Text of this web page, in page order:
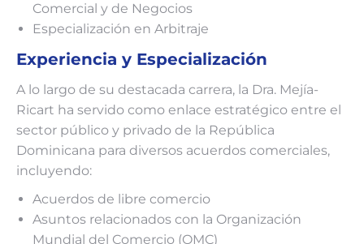
Comercial y de Negocios
Especialización en Arbitraje
Experiencia y Especialización
A lo largo de su destacada carrera, la Dra. Mejía-
Ricart ha servido como enlace estratégico entre el
sector público y privado de la República
Dominicana para diversos acuerdos comerciales,
incluyendo:
Acuerdos de libre comercio
Asuntos relacionados con la Organización
Mundial del Comercio (OMC)